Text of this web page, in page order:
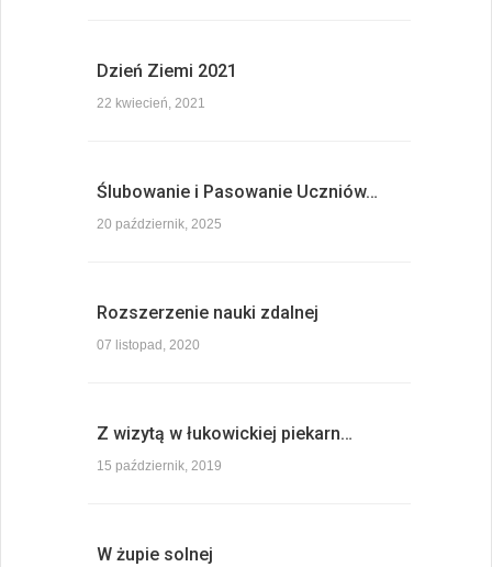
Dzień Ziemi 2021
22 kwiecień, 2021
Ślubowanie i Pasowanie Uczniów…
20 październik, 2025
Rozszerzenie nauki zdalnej
07 listopad, 2020
Z wizytą w łukowickiej piekarn…
15 październik, 2019
W żupie solnej